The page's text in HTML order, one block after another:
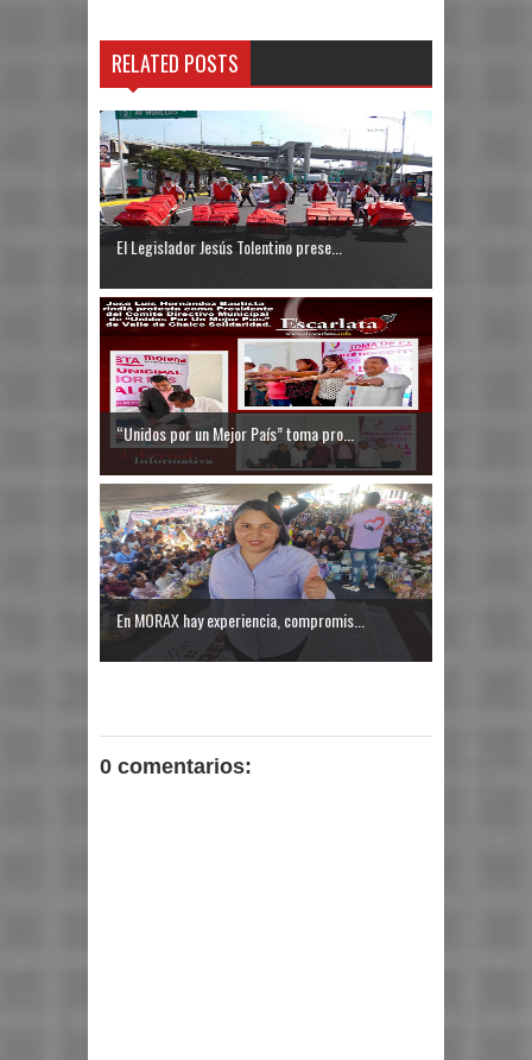
RELATED POSTS
El Legislador Jesús Tolentino prese...
“Unidos por un Mejor País” toma pro...
En MORAX hay experiencia, compromis...
0 comentarios: